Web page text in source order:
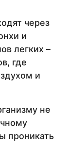
через
и
легких –
где
и
не
проникать